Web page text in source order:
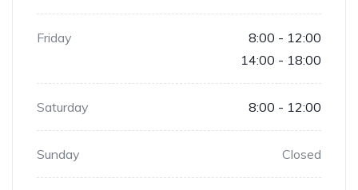
Friday
8:00 - 12:00
14:00 - 18:00
Saturday 8:00 - 12:00
Sunday Closed